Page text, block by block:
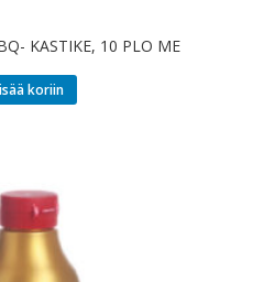
KASTIKE, 10 PLO ME
koriin